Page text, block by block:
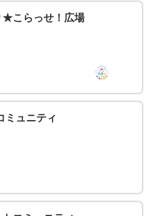
★こらっせ！広場
ミュニティ